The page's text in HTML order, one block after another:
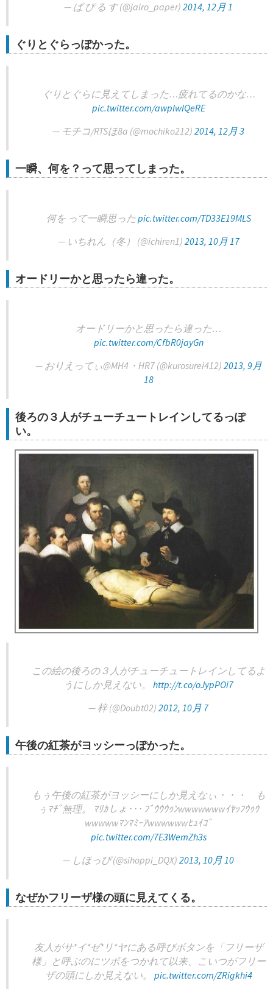
— ぱ ぴ る す (@jairo_paper) 2014, 12月 1
ぐりとぐらっぽかった。
ぐりとぐらに見えてしまった…疲れてるのかな…
pic.twitter.com/awpIwIQeRE
— モチコ/RTSほ8a (@mochiko212) 2014, 12月 3
一瞬、何を？って思ってしまった。
何を って一瞬思ったpic.twitter.com/TD33E19MLS
— いちれん（冬） (@ichiren1) 2013, 10月 17
オードリーかと思ったら違った。
オードリーかと思ったら違った…
pic.twitter.com/CfbR0jayGn
— おりえってぃ@MH4・HR7 (@kurosurei412) 2013, 9月
18
後ろの３人がチューチュートレインしてるっぽ
い。
この絵の後ろの３人がチューチュートレインしてるよ
うにしか見えない。 http://t.co/oJypPOi7
— 梓 (@Doubt02) 2012, 10月 7
午後の紅茶がヨッシーっぽかった。
もぅ午後の紅茶がヨッシーにしか見えなぃ・・・ も
ぅﾏﾁﾞ無理。 ﾏﾘｶしょ･･･ ﾌﾞｳｳｳｩﾝwwwwwwwｲﾔｯﾌｳｩｳ
wwwwwﾏﾝﾏﾐｰｱwwwwwwﾋｭｲｺﾞ
pic.twitter.com/7E3WemZh3s
— しほっぴ (@sihoppi_DQX) 2013, 10月 10
なぜかフリーザ様の頭に見えてくる。
友人がサ*イ*ゼ*リ*ヤにある呼びボタンを「フリーザ
様」と呼ぶのにツボをつかれて以来、こいつがフリー
ザの頭にしか見えない。 pic.twitter.com/ZRigkhi4